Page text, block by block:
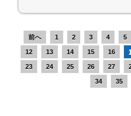
前へ 1 2 3 4 5
12 13 14 15 16
23 24 25 26 27
34 35